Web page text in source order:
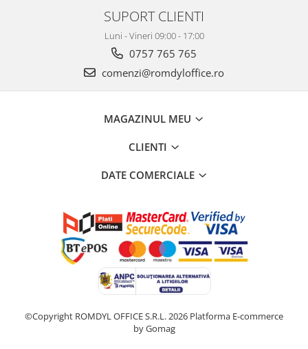
SUPORT CLIENTI
Luni - Vineri 09:00 - 17:00
0757 765 765
comenzi@romdyloffice.ro
MAGAZINUL MEU
CLIENTI
DATE COMERCIALE
©Copyright ROMDYL OFFICE S.R.L. 2026 Platforma E-commerce
by Gomag